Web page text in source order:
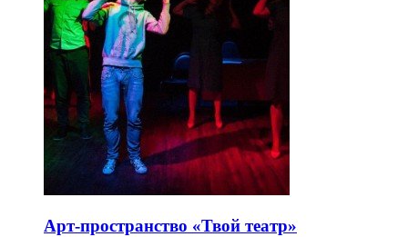
Арт-пространство «Твой театр»